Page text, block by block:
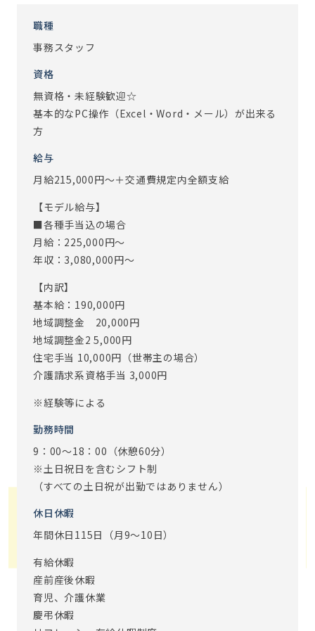
握）
・12:00 来客対応・入居者のお問い合わせ等を対応
意もあります♪）
・14:00 介護請求システム入力（PCを使って情報入力）
・16:00 小口入出金締め（当日の小口現金管理や発送物の
対応）
・18:00 退勤（本日もお疲れ様でした！）
安心してください｡
単なる事務仕事ではなかなか味わえない､｢誰かの役に立って
いる｣実感が味わえます｡
をしたり、お客様とコミュニケーションを取ることもありま
す。事務所内は、事業所長をはじめ、皆で声をかけ合える環
境です。
また､ご入居者とスタッフの距離が密接である事も、アズハ
イムでのお仕事の魅力です。
事務スタッフは直接介護業務に携わりませんが、ご入居者
とのちょっとしたおしゃべり等で、ほっこり癒されること
※従事すべき業務の変更：あり（変更範囲：会社の定める業
務）
※定年制度あり（定年65歳）
職種
事務スタッフ
資格
無資格・未経験歓迎☆
基本的なPC操作（Excel・Word・メール）が出来る
方
給与
月給215,000円～＋交通費規定内全額支給
【モデル給与】
■各種手当込の場合
月給：225,000円～
年収：3,080,000円～
【内訳】
基本給：190,000円
地域調整金 20,000円
地域調整金2 5,000円
住宅手当 10,000円（世帯主の場合）
介護請求系資格手当 3,000円
※経験等による
勤務時間
9：00～18：00（休憩60分）
※土日祝日を含むシフト制
（すべての土日祝が出勤ではありません）
休日休暇
年間休日115日（月9～10日）
有給休暇
産前産後休暇
育児、介護休業
慶弔休暇